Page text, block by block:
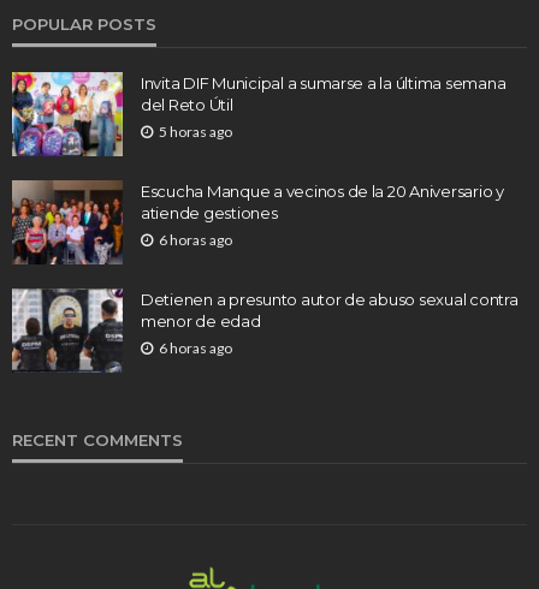
POPULAR POSTS
Invita DIF Municipal a sumarse a la última semana
del Reto Útil
5 horas ago
Escucha Manque a vecinos de la 20 Aniversario y
atiende gestiones
6 horas ago
Detienen a presunto autor de abuso sexual contra
menor de edad
6 horas ago
RECENT COMMENTS